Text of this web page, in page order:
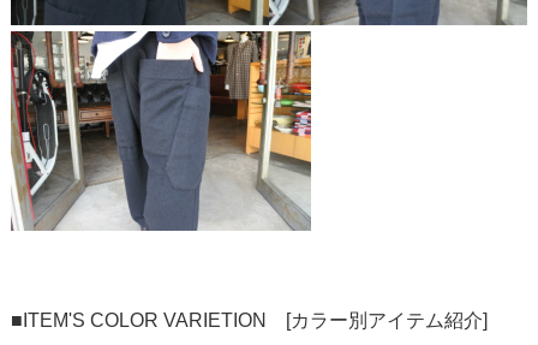
■ITEM'S COLOR VARIETION [カラー別アイテム紹介]